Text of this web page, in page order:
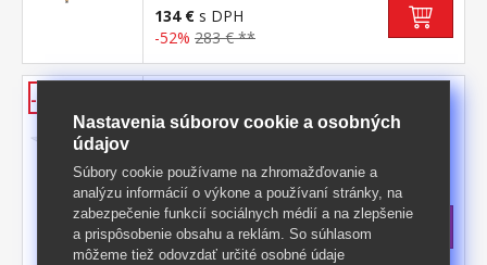
134 € s DPH
-52% 283 € **
-50%
doska MDF, farebné prevedenie biela
biela okrúhle nohy, materiál masív buk
nastaviteľné plastové klzáky s
pochrómovanou krytkou
Kód produktu: 3153
Skladom>5 ks
147,50 €s DPH
-50% 298 € **
Nastavenia súborov cookie a osobných
údajov
Súbory cookie používame na zhromažďovanie a
analýzu informácií o výkone a používaní stránky, na
zabezpečenie funkcií sociálnych médií a na zlepšenie
a prispôsobenie obsahu a reklám. So súhlasom
môžeme tiež odovzdať určité osobné údaje